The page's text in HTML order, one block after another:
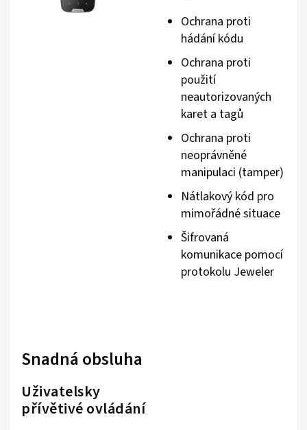
Ochrana proti
hádání kódu
Ochrana proti
použití
neautorizovaných
karet a tagů
Ochrana proti
neoprávněné
manipulaci (tamper)
Nátlakový kód pro
mimořádné situace
Šifrovaná
komunikace pomocí
protokolu Jeweler
Snadná obsluha
Uživatelsky
přívětivé ovládání